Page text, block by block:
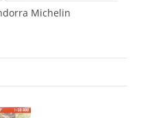
Michelin